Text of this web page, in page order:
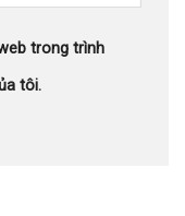
trong trình
tôi.